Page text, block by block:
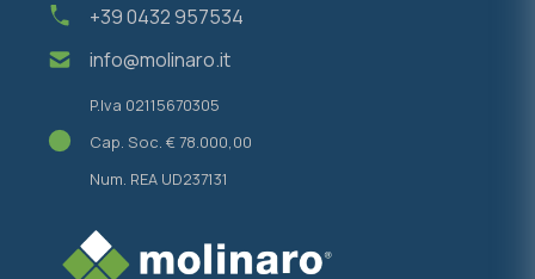
+39 0432 957534
info@molinaro.it
P.Iva 02115670305
Cap. Soc. € 78.000,00
Num. REA UD237131